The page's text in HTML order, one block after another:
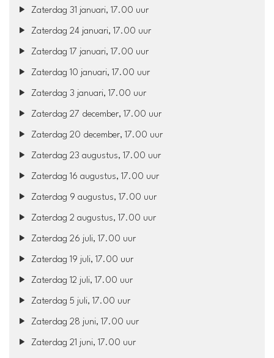
Zaterdag 31 januari, 17.00 uur
Zaterdag 24 januari, 17.00 uur
Zaterdag 17 januari, 17.00 uur
Zaterdag 10 januari, 17.00 uur
Zaterdag 3 januari, 17.00 uur
Zaterdag 27 december, 17.00 uur
Zaterdag 20 december, 17.00 uur
Zaterdag 23 augustus, 17.00 uur
Zaterdag 16 augustus, 17.00 uur
Zaterdag 9 augustus, 17.00 uur
Zaterdag 2 augustus, 17.00 uur
Zaterdag 26 juli, 17.00 uur
Zaterdag 19 juli, 17.00 uur
Zaterdag 12 juli, 17.00 uur
Zaterdag 5 juli, 17.00 uur
Zaterdag 28 juni, 17.00 uur
Zaterdag 21 juni, 17.00 uur